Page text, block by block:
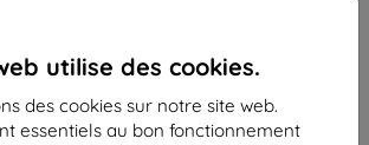
utilise des cookies.
des cookies sur notre site web.
essentiels au bon fonctionnement